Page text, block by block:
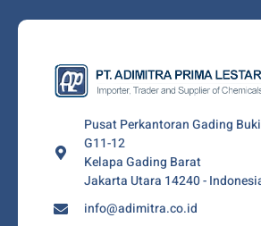
Pusat Perkantoran Gading
G11-12
Kelapa Gading Barat
Jakarta Utara 14240 -
info@adimitra.co.id